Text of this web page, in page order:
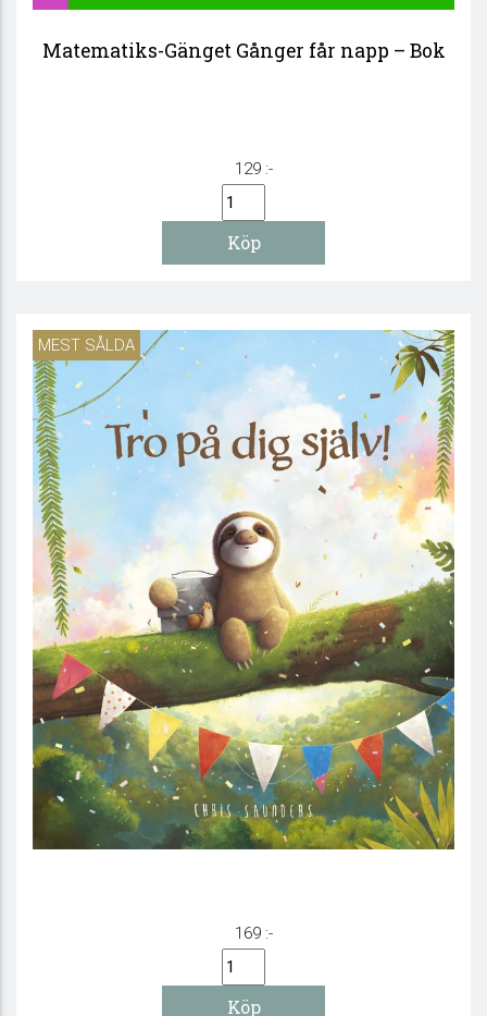
Matematiks-Gänget Gånger får napp – Bok
129 :-
MEST SÅLDA
Tro på dig själv!
169 :-